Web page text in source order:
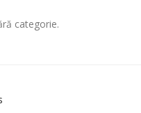
categorie.